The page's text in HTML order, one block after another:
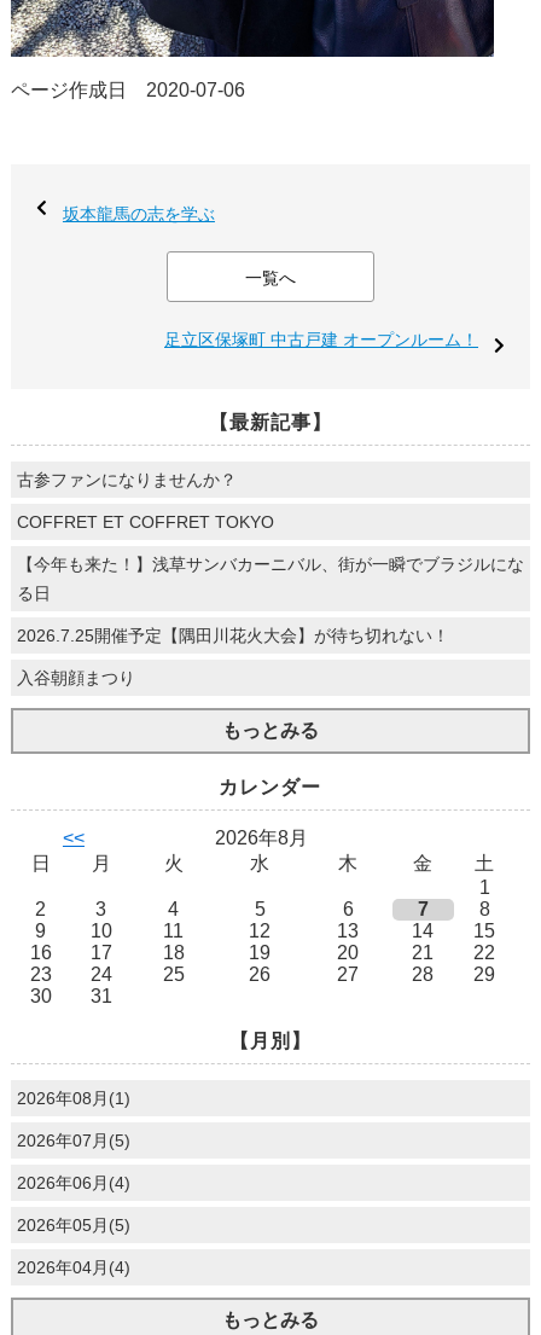
ページ作成日 2020-07-06
坂本龍馬の志を学ぶ
一覧へ
足立区保塚町 中古戸建 オープンルーム！
【最新記事】
古参ファンになりませんか？
COFFRET ET COFFRET TOKYO
【今年も来た！】浅草サンバカーニバル、街が一瞬でブラジルにな
る日
2026.7.25開催予定【隅田川花火大会】が待ち切れない！
入谷朝顔まつり
もっとみる
カレンダー
<<
2026年8月
日
月 火 水 木 金
土
1
2
3 4 5 6 7
8
9
10 11 12 13 14
15
16
17 18 19 20 21
22
23
24 25 26 27 28
29
30
31
【月別】
2026年08月(1)
2026年07月(5)
2026年06月(4)
2026年05月(5)
2026年04月(4)
もっとみる